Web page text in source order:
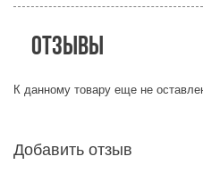
Отзывы
К данному товару еще не
Добавить отзыв